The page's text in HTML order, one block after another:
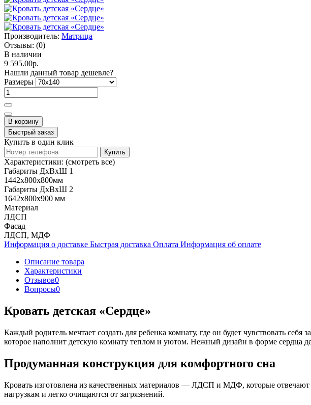
Производитель: Матрица
Отзывы: (0)
В наличии
9 595.00р.
Нашли данный товар дешевле?
Размеры
В корзину
Быстрый заказ
Купить в один клик
Купить
Характеристики: (смотреть все)
Габариты ДхВхШ 1
1442х800х800мм
Габариты ДхВхШ 2
1642х800х900 мм
Материал
ЛДСП
Фасад
ЛДСП, МДФ
Информация о доставке Быстрая доставка Оплата Информация об оплате
Описание товара
Характеристики
Отзывов0
Вопросы0
Кровать детская «Сердце»
Каждый родитель мечтает создать для ребенка комнату, где он будет чувствовать
которое наполнит детскую комнату теплом и уютом. Нежный дизайн в форме сердца
Продуманная конструкция для комфортного сна
Кровать изготовлена из качественных материалов — ЛДСП и МДФ, которые
нагрузкам и легко очищаются от загрязнений.